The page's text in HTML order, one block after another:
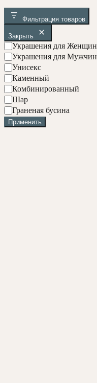
Фильтрация товаров
Закрыть
У
к
р
а
ш
е
н
и
я
Украшения для Женщин
Украшения для Мужчин
Унисекс
С
о
с
т
а
Каменный
Комбинированный
Ф
о
р
м
Шар
Граненая бусина
Применить